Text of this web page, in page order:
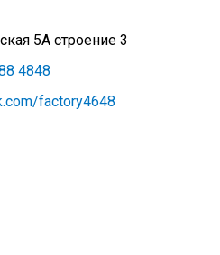
5А строение 3
4848
factory4648